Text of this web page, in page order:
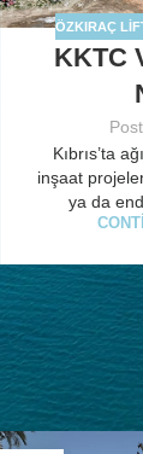
ÖZKIRAÇ
KKTC
Kıbrıs’ta
inşaat
ya da